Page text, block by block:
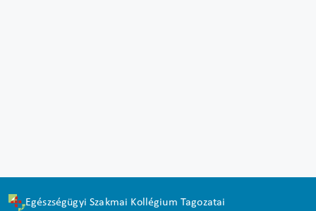
Egészségügyi Szakmai Kollégium Tagozatai